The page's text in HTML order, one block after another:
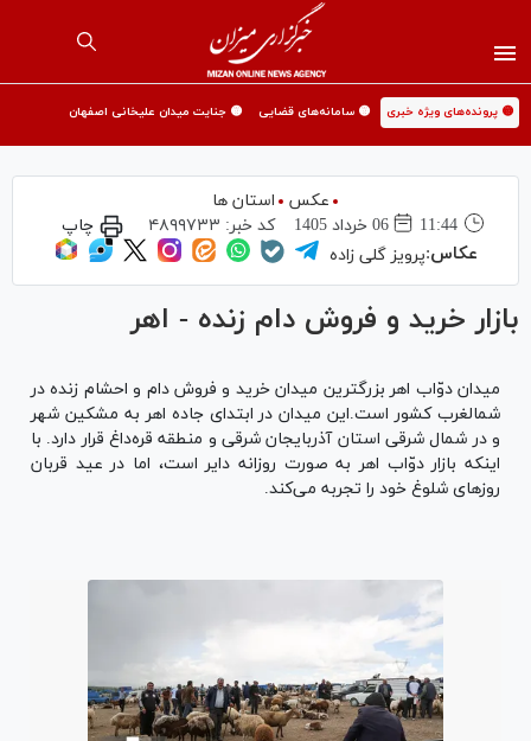
🟡 پرونده‌های ویژه خبری 🟡 سامانه‌های قضایی 🟡 جنایت میدان علیخانی اصفهان
عکس
استان ها
11:44
06 خرداد 1405 کد خبر: ۴۸۹۹۷۳۳ چاپ
عکاس:پرویز گلی زاده
بازار خريد و فروش دام زنده - اهر
میدان دوّاب اهر بزرگترین میدان خرید و فروش دام و احشام زنده در
شمالغرب کشور است.این میدان در ابتدای جاده اهر به مشکین شهر
و در شمال شرقی استان آذربایجان شرقی و منطقه قره‌داغ قرار دارد. با
اینکه بازار دوّاب اهر به صورت روزانه دایر است، اما در عید قربان
روز‌های شلوغ خود را تجربه می‌کند.